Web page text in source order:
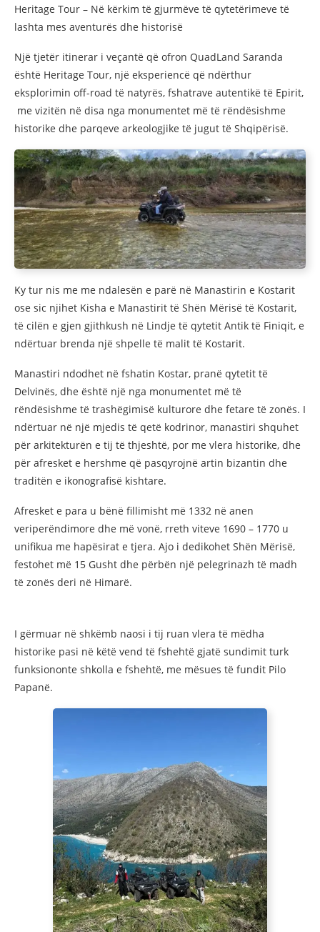
Heritage Tour – Në kërkim të gjurmëve të qytetërimeve të
lashta mes aventurës dhe historisë
Një tjetër itinerar i veçantë që ofron QuadLand Saranda
është Heritage Tour, një eksperiencë që ndërthur
eksplorimin off-road të natyrës, fshatrave autentikë të Epirit,
me vizitën në disa nga monumentet më të rëndësishme
historike dhe parqeve arkeologjike të jugut të Shqipërisë.
Ky tur nis me me ndalesën e parë në Manastirin e Kostarit
ose sic njihet Kisha e Manastirit të Shën Mërisë të Kostarit,
të cilën e gjen gjithkush në Lindje të qytetit Antik të Finiqit, e
ndërtuar brenda një shpelle të malit të Kostarit.
Manastiri ndodhet në fshatin Kostar, pranë qytetit të
Delvinës, dhe është një nga monumentet më të
rëndësishme të trashëgimisë kulturore dhe fetare të zonës. I
ndërtuar në një mjedis të qetë kodrinor, manastiri shquhet
për arkitekturën e tij të thjeshtë, por me vlera historike, dhe
për afresket e hershme që pasqyrojnë artin bizantin dhe
traditën e ikonografisë kishtare.
Afresket e para u bënë fillimisht më 1332 në anen
veriperëndimore dhe më vonë, rreth viteve 1690 – 1770 u
unifikua me hapësirat e tjera. Ajo i dedikohet Shën Mërisë,
festohet më 15 Gusht dhe përbën një pelegrinazh të madh
të zonës deri në Himarë.
I gërmuar në shkëmb naosi i tij ruan vlera të mëdha
historike pasi në këtë vend të fshehtë gjatë sundimit turk
funksiononte shkolla e fshehtë, me mësues të fundit Pilo
Papanë.